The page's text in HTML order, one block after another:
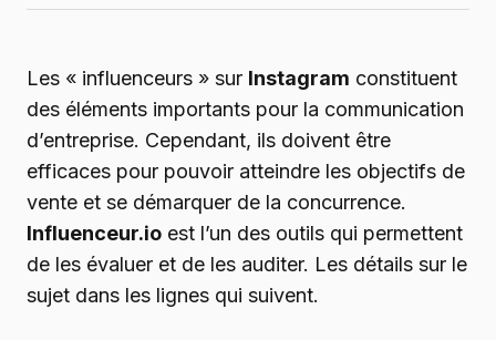
Les « influenceurs » sur Instagram constituent
des éléments importants pour la communication
d’entreprise. Cependant, ils doivent être
efficaces pour pouvoir atteindre les objectifs de
vente et se démarquer de la concurrence.
Influenceur.io est l’un des outils qui permettent
de les évaluer et de les auditer. Les détails sur le
sujet dans les lignes qui suivent.